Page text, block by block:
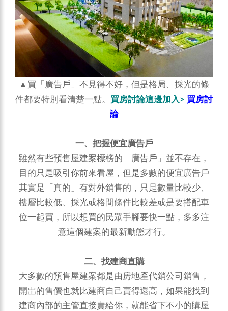
▲買「廣告戶」不見得不好，但是格局、採光的條
件都要特別看清楚一點。 買房討論這邊加入> 買房討
論
一、把握便宜廣告戶
雖然有些預售屋建案標榜的「廣告戶」並不存在，
目的只是吸引你前來看屋，但是多數的便宜廣告戶
其實是「真的」有對外銷售的，只是數量比較少、
樓層比較低、採光或格間條件比較差或是要搭配車
位一起買，所以想買的民眾手腳要快一點，多多注
意這個建案的最新動態才行。
二、找建商直購
大多數的預售屋建案都是由房地產代銷公司銷售，
開岀的售價也就比建商自己賣得還高，如果能找到
建商內部的主管直接賣給你，就能省下不小的購屋